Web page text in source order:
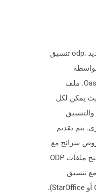
تمثل الملفات التي تحتوي على تمديد .odp تنسيق
OpenOffice.org في معيار Oasisopen. ملف
يمكن لكل
يتم تقديم
شرائح مع
إعدادات العرض المخصص. يمكن فتح ملفات ODP
تنسيق